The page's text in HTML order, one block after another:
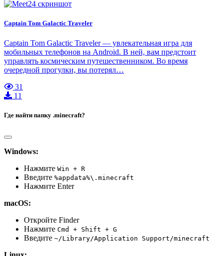
Captain Tom Galactic Traveler
Captain Tom Galactic Traveler — увлекательная игра для
мобильных телефонов на Android. В ней, вам предстоит
управлять космическим путешественником. Во время
очередной прогулки, вы потерял…
31
11
Где найти папку .minecraft?
Windows:
Нажмите Win + R
Введите %appdata%\.minecraft
Нажмите Enter
macOS:
Откройте Finder
Нажмите Cmd + Shift + G
Введите ~/Library/Application Support/minecraft